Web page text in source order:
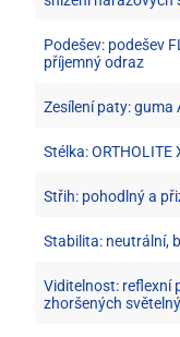
Podešev: podešev
příjemný odraz
Zesílení paty: guma
Stélka:
Střih: pohodlný a
Stabilita: neutrální,
Viditelnost: reflexní
zhoršených